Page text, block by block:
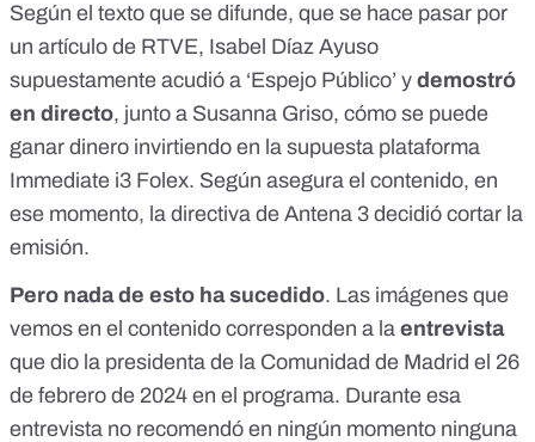
Según el texto que se difunde, que se hace pasar por
un artículo de RTVE, Isabel Díaz Ayuso
supuestamente acudió a ‘Espejo Público’ y demostró
en directo, junto a Susanna Griso, cómo se puede
ganar dinero invirtiendo en la supuesta plataforma
Immediate i3 Folex. Según asegura el contenido, en
ese momento, la directiva de Antena 3 decidió cortar la
emisión.
Pero nada de esto ha sucedido. Las imágenes que
vemos en el contenido corresponden a la entrevista
que dio la presidenta de la Comunidad de Madrid el 26
de febrero de 2024 en el programa. Durante esa
entrevista no recomendó en ningún momento ninguna